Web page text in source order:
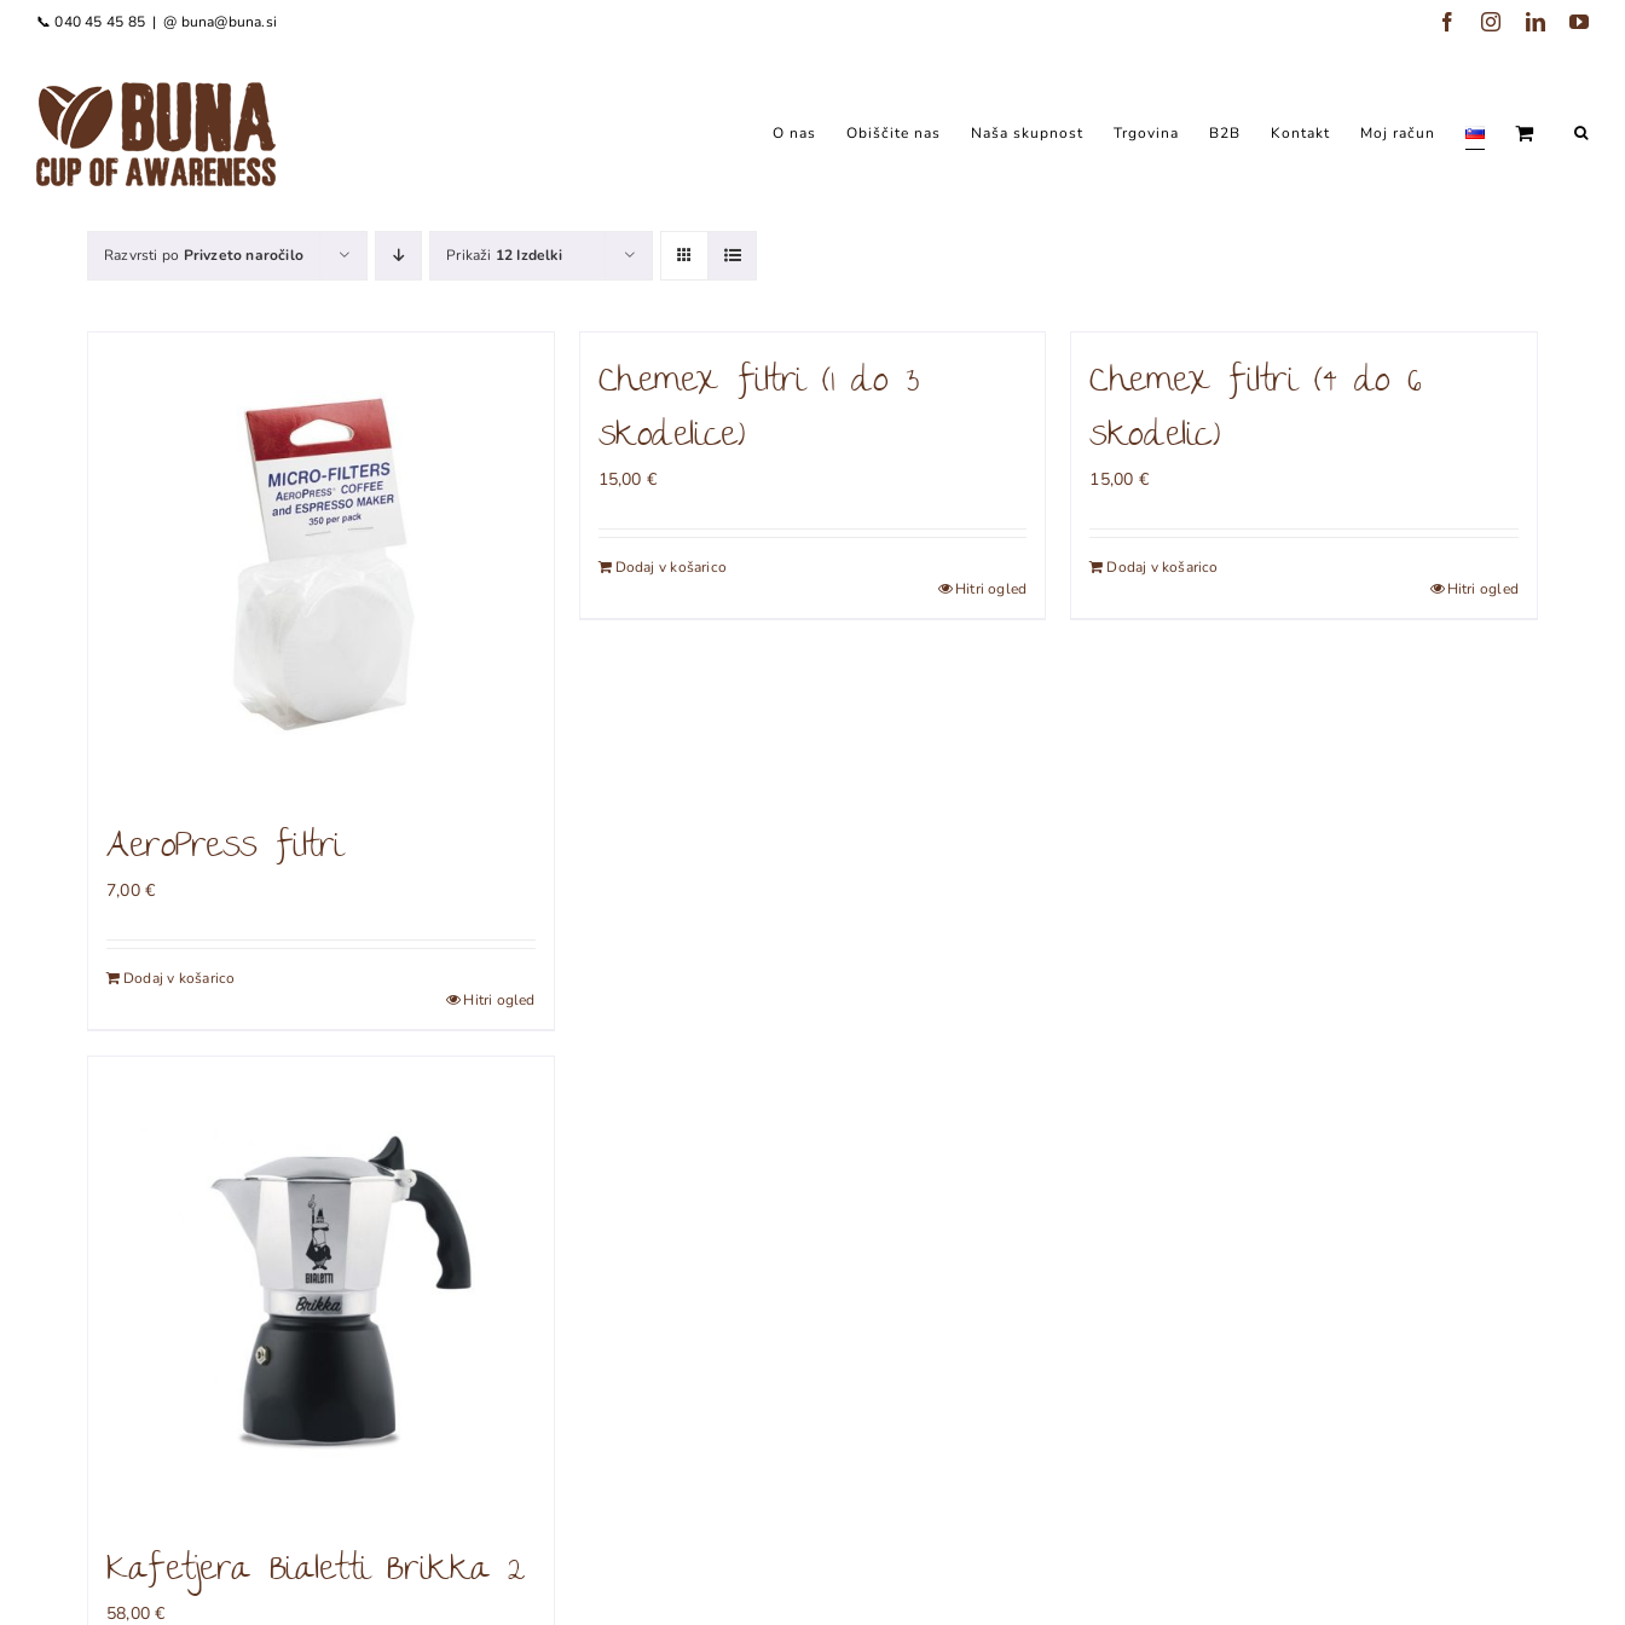
Preskoči📞 040 45 45 85 | @ buna@buna.si FacebookInstagramLinkedIn
O nas Obiščite nas Naša skupnost Trgovina B2B Kontakt Moj račun
Razvrsti po Privzeto naročilo Prikaži 12 Izdelki
AeroPress filtri
7,00€
Dodaj v košarico
Hitri ogled
Chemex filtri (1 do 3
skodelice)
15,00 €
Dodaj v košarico
Hitri ogled
Chemex filtri (4 do 6
skodelic)
15,00 €
Dodaj v košarico
Hitri ogled
Kafetjera Bialetti Brikka 2
58,00€